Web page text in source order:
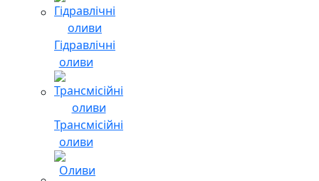
Гідравлічні
оливи
Трансмісійні
оливи